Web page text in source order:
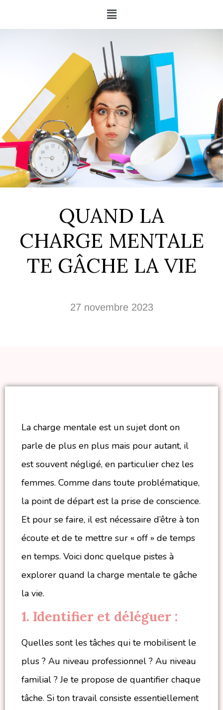
QUAND LA
CHARGE MENTALE
TE GÂCHE LA VIE
27 novembre 2023
La charge mentale est un sujet dont on
parle de plus en plus mais pour autant, il
est souvent négligé, en particulier chez les
femmes. Comme dans toute problématique,
la point de départ est la prise de conscience.
Et pour se faire, il est nécessaire d’être à ton
écoute et de te mettre sur « off » de temps
en temps. Voici donc quelque pistes à
explorer quand la charge mentale te gâche
la vie.
1. Identifier et déléguer :
Quelles sont les tâches qui te mobilisent le
plus ? Au niveau professionnel ? Au niveau
familial ? Je te propose de quantifier chaque
tâche. Si ton travail consiste essentiellement